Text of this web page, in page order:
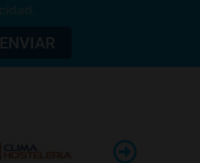
ENVIAR